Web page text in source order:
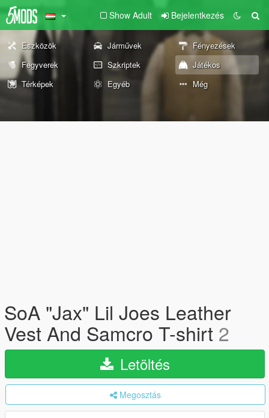
Show Adult Bejelentkezés
Eszközök Járművek
Fényezések
Fegyverek
Szkriptek
Játékos
Térképek
Egyéb Még
SoA "Jax" Lil Joes Leather
Vest And Samcro T-shirt 2
Letöltés
Megosztás